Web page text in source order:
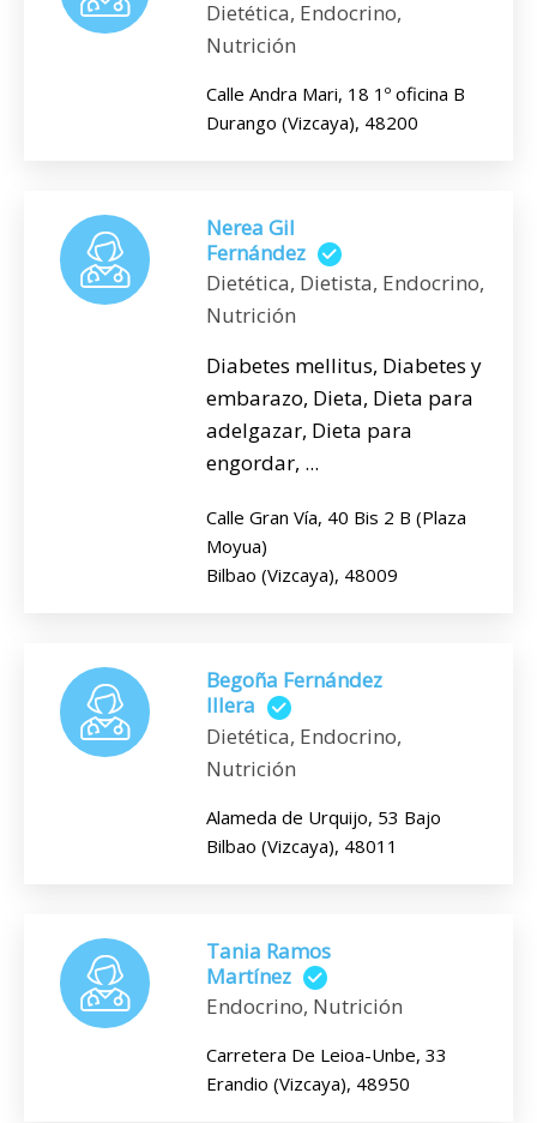
Dietética, Endocrino,
Nutrición
Calle Andra Mari, 18 1º oficina B
Durango (Vizcaya), 48200
Nerea Gil
Fernández
Dietética, Dietista, Endocrino,
Nutrición
Diabetes mellitus, Diabetes y
embarazo, Dieta, Dieta para
adelgazar, Dieta para
engordar, ...
Calle Gran Vía, 40 Bis 2 B (Plaza
Moyua)
Bilbao (Vizcaya), 48009
Begoña Fernández
Illera
Dietética, Endocrino,
Nutrición
Alameda de Urquijo, 53 Bajo
Bilbao (Vizcaya), 48011
Tania Ramos
Martínez
Endocrino, Nutrición
Carretera De Leioa-Unbe, 33
Erandio (Vizcaya), 48950